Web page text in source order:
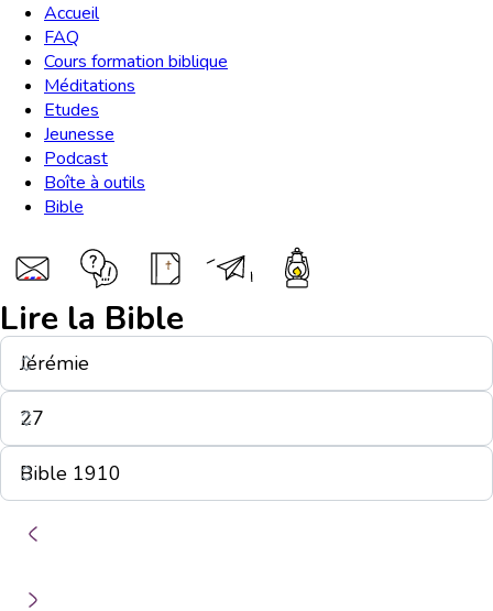
Accueil
FAQ
Cours formation biblique
Méditations
Etudes
Jeunesse
Podcast
Boîte à outils
Bible
Lire la Bible